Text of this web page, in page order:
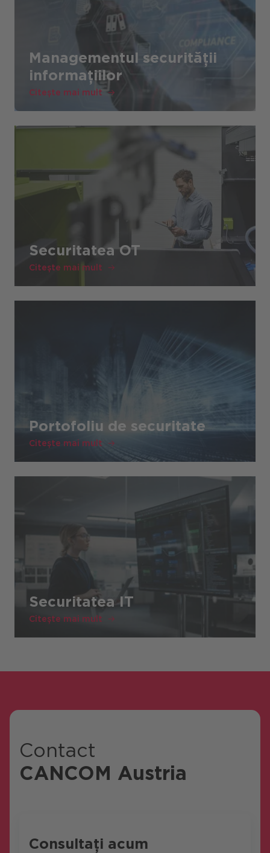
Managementul securității
informațiilor
Citește mai mult
Securitatea OT
Citește mai mult
Portofoliu de securitate
Citește mai mult
Securitatea IT
Citește mai mult
Contact
CANCOM Austria
Consultați acum